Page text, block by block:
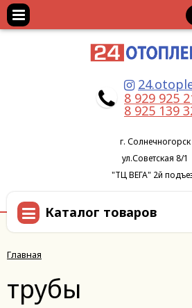
8 929 925
8 925 139
г. Солнечногорск
ул.Советская 8/1
"ТЦ ВЕГА" 2й
Каталог товаров
Главная
трубы